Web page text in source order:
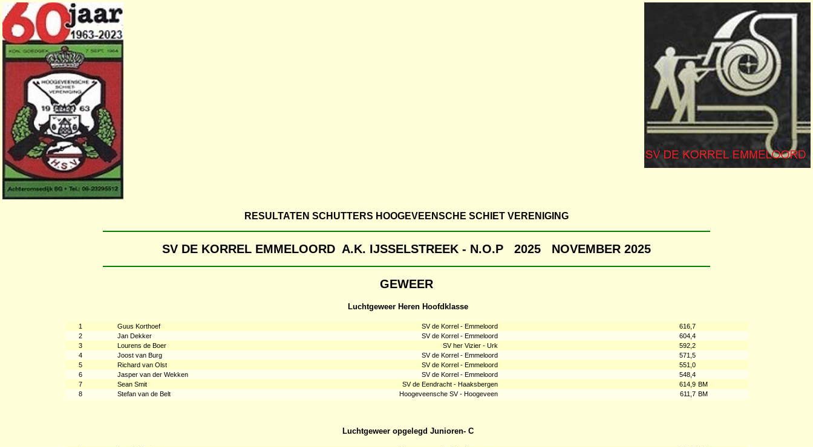
RESULTATEN SCHUTTERS HOOGEVEENSCHE SCHIET VERENIGING
SV DE KORREL EMMELOORD A.K. IJSSELSTREEK - N.O.P 2025 NOVEMBER 2025
GEWEER
Luchtgeweer Heren Hoofdklasse
1 Guus Korthoef SV de Korrel - Emmeloord
616,7
2
Jan Dekker SV de Korrel - Emmeloord
604,4
3
Lourens de Boer SV her Vizier - Urk
592,2
4
Joost van Burg SV de Korrel - Emmeloord
571,5
5
Richard van Olst SV de Korrel - Emmeloord
551,0
6
Jasper van der Wekken SV de Korrel - Emmeloord
548,4
7
Sean Smit SV de Eendracht - Haaksbergen 614,9 BM
8
Stefan van de Belt Hoogeveensche SV - Hoogeveen 611,7 BM
Luchtgeweer opgelegd Junioren- C